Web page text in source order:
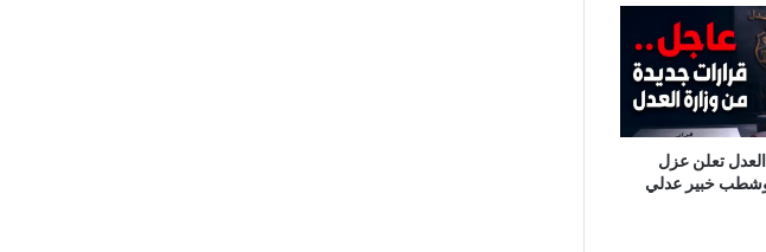
تعلن عزل
خبير عدلي